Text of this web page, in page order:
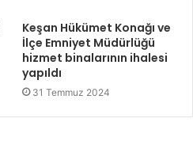
Keşan Hükümet Konağı ve
İlçe Emniyet Müdürlüğü
hizmet binalarının ihalesi
yapıldı
31 Temmuz 2024